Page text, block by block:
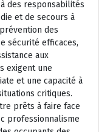
des responsabilités
et de secours à
des
sécurité efficaces,
aux
exigent une
et une capacité à
critiques.
prêts à faire face
professionnalisme